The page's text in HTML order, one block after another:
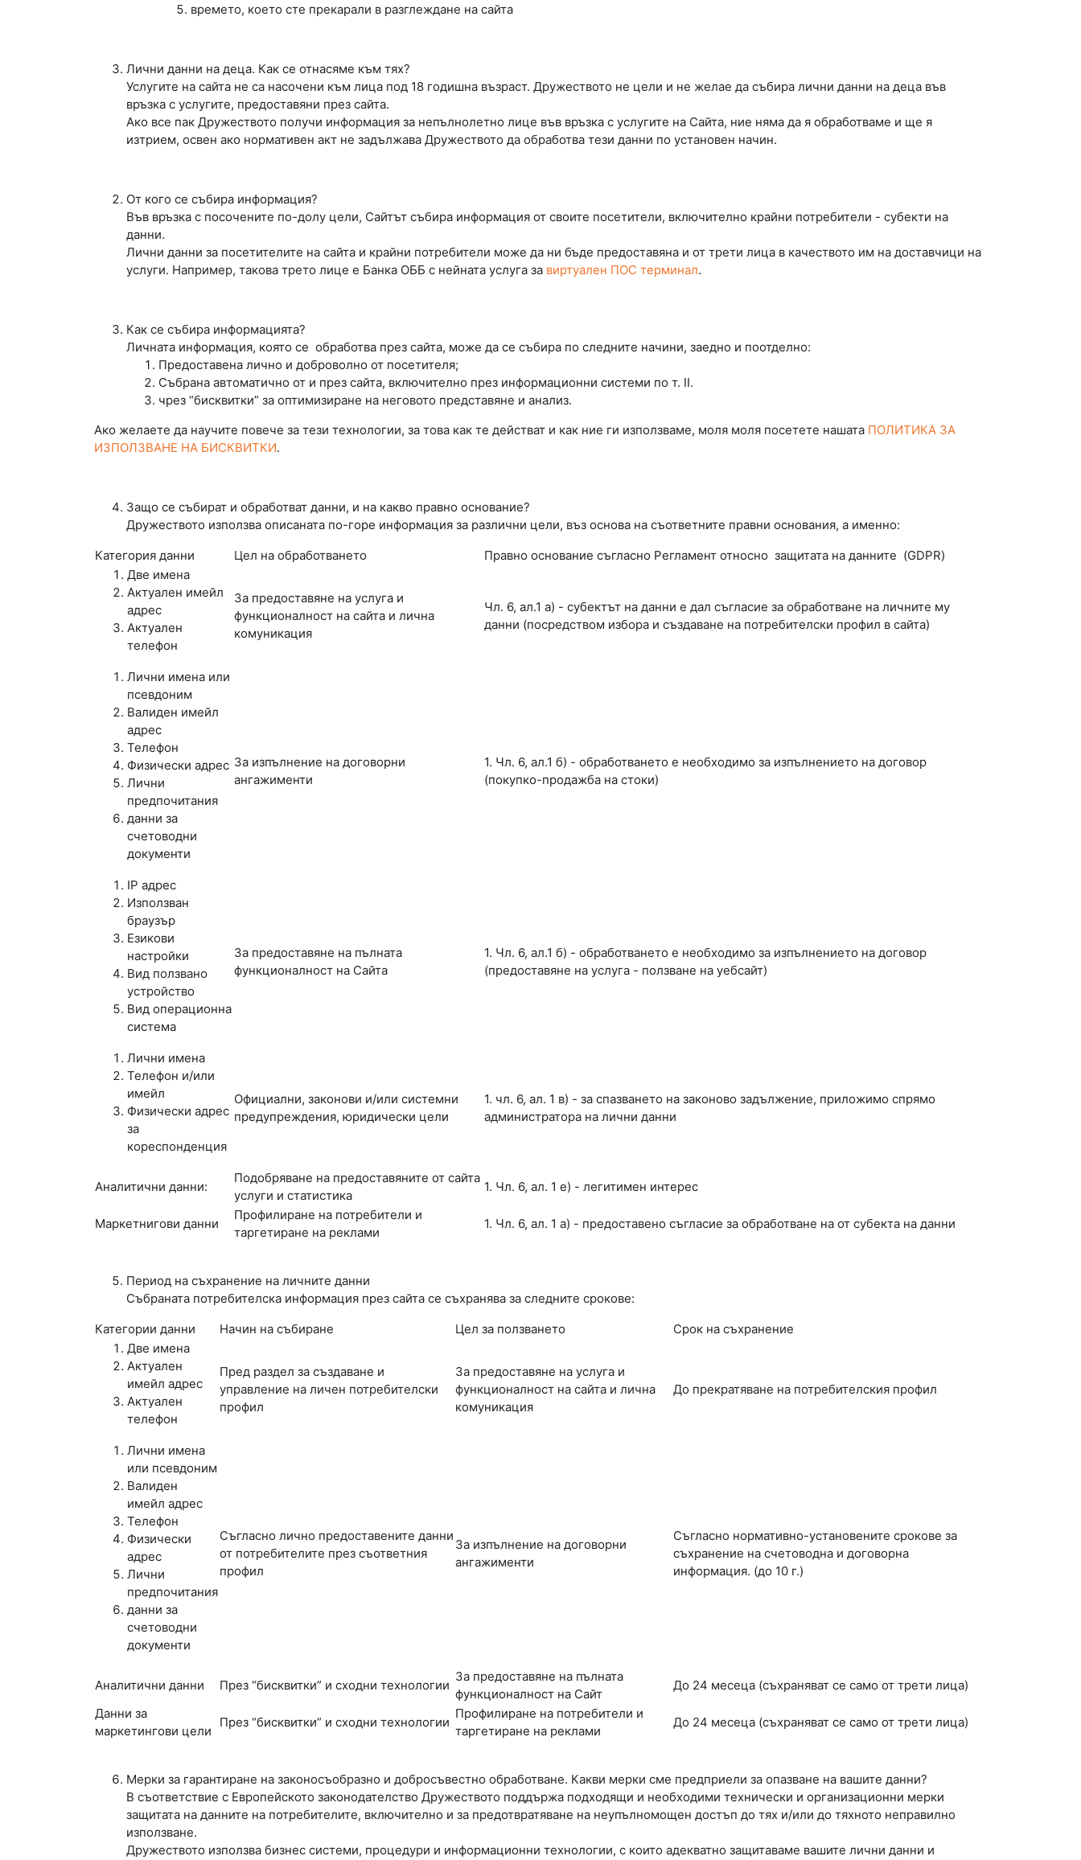
времето, което сте прекарали в разглеждане на сайта
Лични данни на деца. Как се отнасяме към тях?
Услугите на сайта не са насочени към лица под 18 годишна възраст. Дружеството не цели и не желае да събира лични данни на деца във
връзка с услугите, предоставяни през сайта.
Ако все пак Дружеството получи информация за непълнолетно лице във връзка с услугите на Сайта, ние няма да я обработваме и ще я
изтрием, освен ако нормативен акт не задължава Дружеството да обработва тези данни по установен начин.
От кого се събира информация?
Във връзка с посочените по-долу цели, Сайтът събира информация от своите посетители, включително крайни потребители - субекти на
данни.
Лични данни за посетителите на сайта и крайни потребители може да ни бъде предоставяна и от трети лица в качеството им на доставчици на
услуги. Например, такова трето лице е Банка ОББ с нейната услуга за виртуален ПОС терминал.
Как се събира информацията?
Личната информация, която се обработва през сайта, може да се събира по следните начини, заедно и поотделно:
Предоставена лично и доброволно от посетителя;
Събрана автоматично от и през сайта, включително през информационни системи по т. II.
чрез “бисквитки” за оптимизиране на неговото представяне и анализ.
Ако желаете да научите повече за тези технологии, за това как те действат и как ние ги използваме, моля моля посетете нашата ПОЛИТИКА ЗА
ИЗПОЛЗВАНЕ НА БИСКВИТКИ.
Защо се събират и обработват данни, и на какво правно основание?
Дружеството използва описаната по-горе информация за различни цели, въз основа на съответните правни основания, а именно:
Категория данни
Цел на обработването
Правно основание съгласно Регламент относно защитата на данните (GDPR)
Две имена
Актуален имейл
адрес
Актуален
телефон
За предоставяне на услуга и
функционалност на сайта и лична
комуникация
Чл. 6, ал.1 а) - субектът на данни е дал съгласие за обработване на личните му
данни (посредством избора и създаване на потребителски профил в сайта)
Лични имена или
псевдоним
Валиден имейл
адрес
Телефон
Физически адрес
Лични
предпочитания
данни за
счетоводни
документи
За изпълнение на договорни
ангажименти
1. Чл. 6, ал.1 б) - обработването е необходимо за изпълнението на договор
(покупко-продажба на стоки)
IP адрес
Използван
браузър
Езикови
настройки
Вид ползвано
устройство
Вид операционна
система
За предоставяне на пълната
функционалност на Сайта
1. Чл. 6, ал.1 б) - обработването е необходимо за изпълнението на договор
(предоставяне на услуга - ползване на уебсайт)
Лични имена
Телефон и/или
имейл
Физически адрес
за
кореспонденция
Официални, законови и/или системни
предупреждения, юридически цели
1. чл. 6, ал. 1 в) - за спазването на законово задължение, приложимо спрямо
администратора на лични данни
Аналитични данни:
Подобряване на предоставяните от сайта
услуги и статистика
1. Чл. 6, ал. 1 е) - легитимен интерес
Маркетнигови данни
Профилиране на потребители и
таргетиране на реклами
1. Чл. 6, ал. 1 а) - предоставено съгласие за обработване на от субекта на данни
Период на съхранение на личните данни
Събраната потребителска информация през сайта се съхранява за следните срокове:
Категории данни
Начин на събиране Цел за ползването
Срок на съхранение
Две имена
Актуален
имейл адрес
Актуален
телефон
Пред раздел за създаване и
управление на личен потребителски
профил
За предоставяне на услуга и
функционалност на сайта и лична
комуникация
До прекратяване на потребителския профил
Лични имена
или псевдоним
Валиден
имейл адрес
Телефон
Физически
адрес
Лични
предпочитания
данни за
счетоводни
документи
Съгласно лично предоставените данни
от потребителите през съответния
профил
За изпълнение на договорни
ангажименти
Съгласно нормативно-установените срокове за
съхранение на счетоводна и договорна
информация. (до 10 г.)
Аналитични данни През “бисквитки” и сходни технологии
За предоставяне на пълната
функционалност на Сайт
До 24 месеца (съхраняват се само от трети лица)
Данни за
маркетингови цели
През “бисквитки” и сходни технологии
Профилиране на потребители и
таргетиране на реклами
До 24 месеца (съхраняват се само от трети лица)
Мерки за гарантиране на законосъобразно и добросъвестно обработване. Какви мерки сме предприели за опазване на вашите данни?
В съответствие с Европейското законодателство Дружеството поддържа подходящи и необходими технически и организационни мерки
защитата на данните на потребителите, включително и за предотвратяване на неупълномощен достъп до тях и/или до тяхното неправилно
използване.
Дружеството използва бизнес системи, процедури и информационни технологии, с които адекватно защитаваме вашите лични данни и